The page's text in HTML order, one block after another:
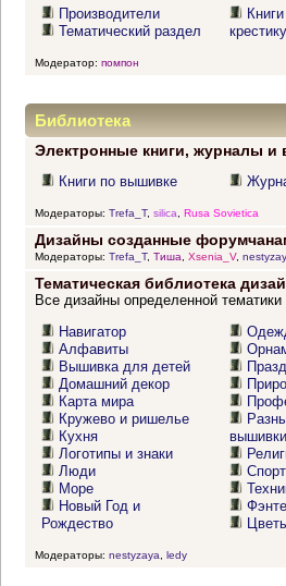
Производители
Тематический раздел
крестику
Модератор: помпон
Библиотека
Электронные книги, журналы и
Книги по вышивке
Модераторы: Trefa_T, silica Rusa Sovietica
Дизайны созданные
Модераторы: Trefa_T, Тиша, Xsenia_V,
Тематическая библиотека
Все дизайны определенной тематики
Навигатор
Алфавиты
Вышивка для детей
Домашний декор
Карта мира
Кружево и ришелье
Кухня
Логотипы и знаки
Люди
Море
Новый Год и
Рождество
вышивки
Спорт
Модераторы: nestyzaya ledy